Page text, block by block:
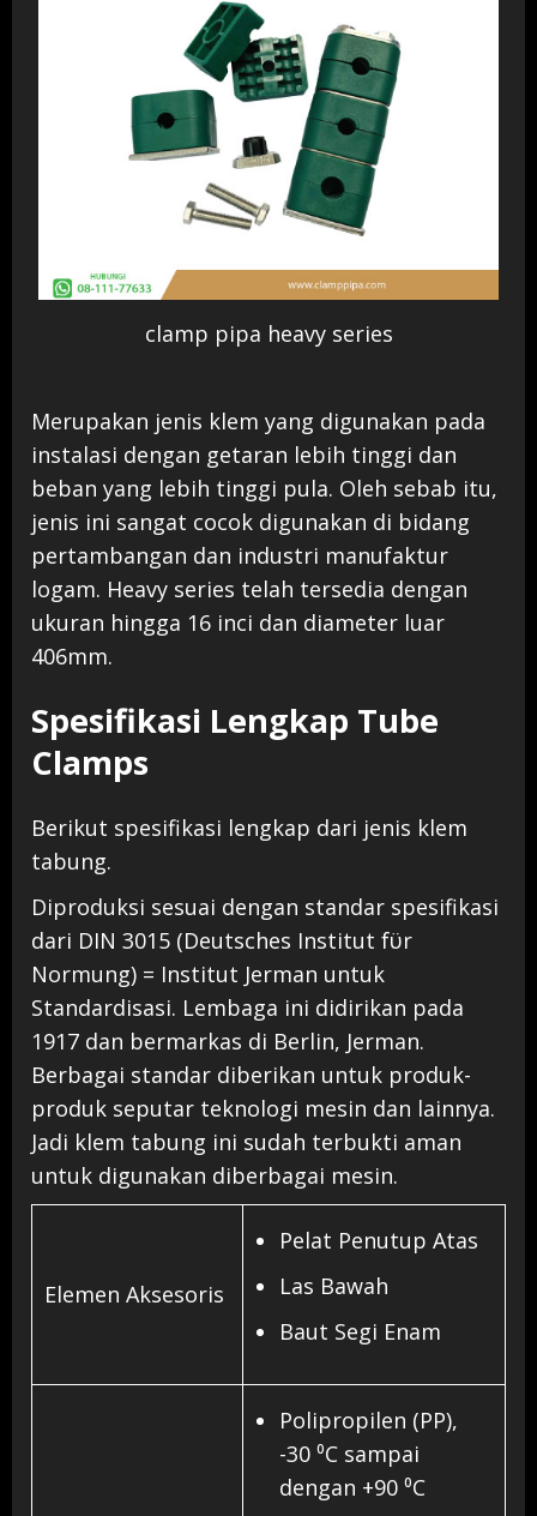
clamp pipa heavy series
Merupakan jenis klem yang digunakan pada
instalasi dengan getaran lebih tinggi dan
beban yang lebih tinggi pula. Oleh sebab itu,
jenis ini sangat cocok digunakan di bidang
pertambangan dan industri manufaktur
logam. Heavy series telah tersedia dengan
ukuran hingga 16 inci dan diameter luar
406mm.
Spesifikasi Lengkap Tube
Clamps
Berikut spesifikasi lengkap dari jenis klem
tabung.
Diproduksi sesuai dengan standar spesifikasi
dari DIN 3015 (Deutsches Institut fϋr
Normung) = Institut Jerman untuk
Standardisasi. Lembaga ini didirikan pada
1917 dan bermarkas di Berlin, Jerman.
Berbagai standar diberikan untuk produk-
produk seputar teknologi mesin dan lainnya.
Jadi klem tabung ini sudah terbukti aman
untuk digunakan diberbagai mesin.
Elemen Aksesoris
Pelat Penutup Atas
Las Bawah
​Baut Segi Enam
Polipropilen (PP),
-30 ⁰C sampai
dengan +90 ⁰C